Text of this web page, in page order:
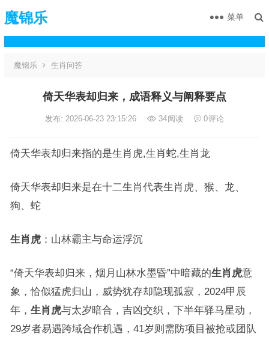
魔锦乐 菜单
魔锦乐 生肖问答
倚天华表却归来，成语释义与阐释要点
发布: 2026-06-23 23:15:26 34阅读 0评论
倚天华表却归来指的是生肖虎,生肖蛇,生肖龙
倚天华表却归来是在十二生肖代表生肖虎、猴、龙、
狗、蛇
生肖虎：山林霸主与命运浮沉
“倚天华表却归来，烟月山林水墨昏”中暗藏的生肖虎意
象，恰似猛虎归山，威势犹存却隐现孤寂，2024甲辰
年， 生肖虎与太岁暗合，吉凶交织，下半年驿马星动，
29岁者易遇跨域合作机遇，41岁则需防项目被抢或团队